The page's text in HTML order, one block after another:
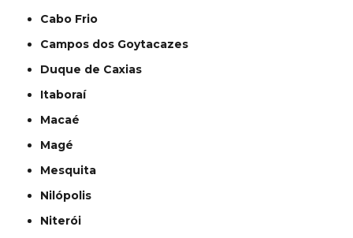
Cabo Frio
Campos dos Goytacazes
Duque de Caxias
Itaboraí
Macaé
Magé
Mesquita
Nilópolis
Niterói